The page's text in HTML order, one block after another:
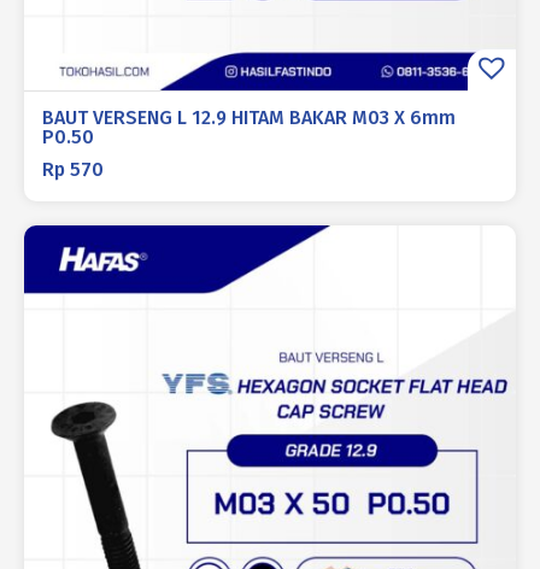
BAUT VERSENG L 12.9 HITAM BAKAR M03 X 6mm
P0.50
Rp 570